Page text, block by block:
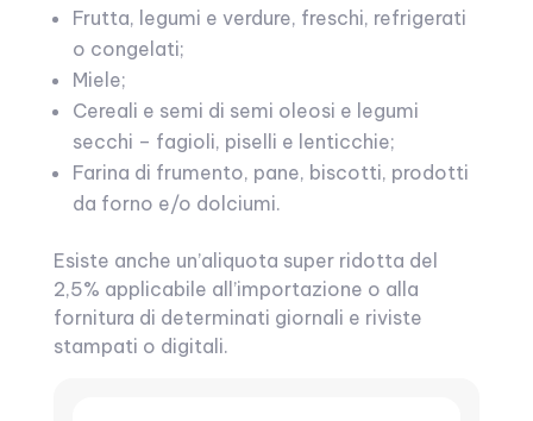
Frutta, legumi e verdure, freschi, refrigerati
o congelati;
Miele;
Cereali e semi di semi oleosi e legumi
secchi – fagioli, piselli e lenticchie;
Farina di frumento, pane, biscotti, prodotti
da forno e/o dolciumi.
Esiste anche un’aliquota super ridotta del
2,5% applicabile all’importazione o alla
fornitura di determinati giornali e riviste
stampati o digitali.